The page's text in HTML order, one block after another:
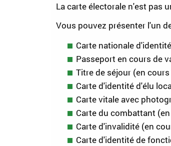
La carte électorale n'est pas
Vous pouvez présenter l'un
Carte nationale
Passeport en cours de
Titre de séjour (en
Carte d'identité d'élu
Carte vitale avec
Carte du combattant
Carte d'invalidité (en
Carte d'identité de